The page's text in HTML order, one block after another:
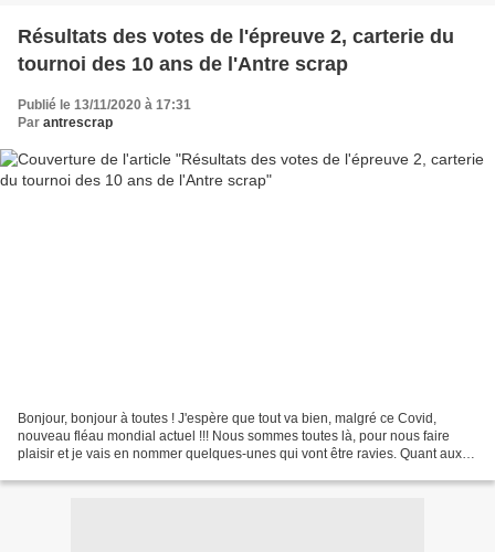
Résultats des votes de l'épreuve 2, carterie du
tournoi des 10 ans de l'Antre scrap
Publié le 13/11/2020 à 17:31
Par antrescrap
Bonjour, bonjour à toutes ! J'espère que tout va bien, malgré ce Covid,
nouveau fléau mondial actuel !!! Nous sommes toutes là, pour nous faire
plaisir et je vais en nommer quelques-unes qui vont être ravies. Quant aux